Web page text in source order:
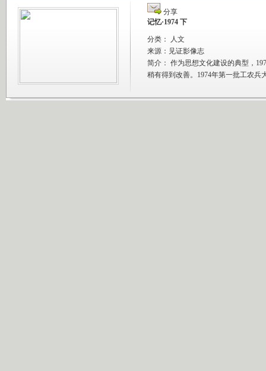
分享
记忆·1974 下
分类： 人文
来源： 见证影像志
简介： 作为思想文化建设的典型，
稍有得到改善。1974年第一批工农